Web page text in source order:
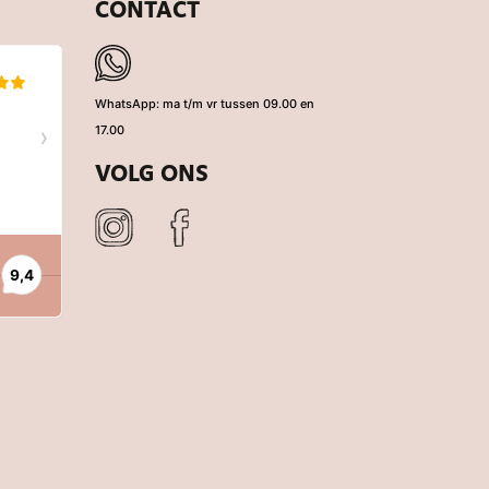
CONTACT
WhatsApp: ma t/m vr tussen 09.00 en
17.00
VOLG ONS